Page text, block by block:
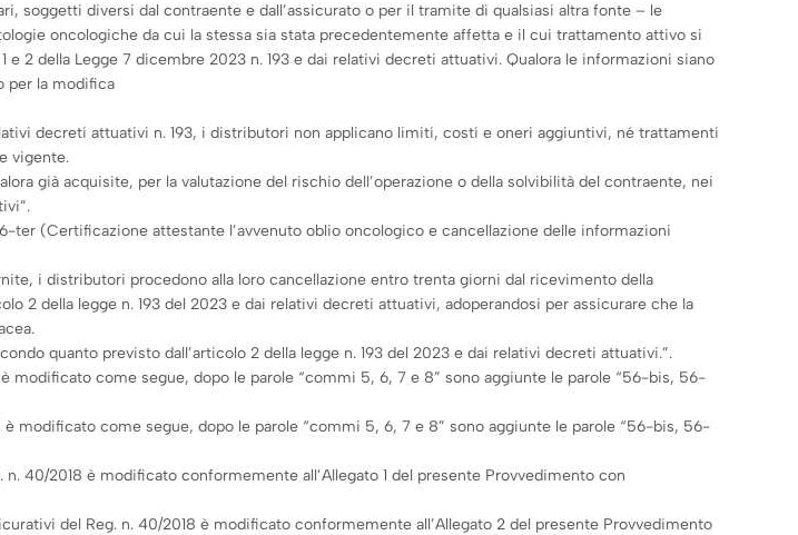
diversi dal contraente e dall’assicurato o per il tramite di qualsiasi altra fonte – le
oncologiche da cui la stessa sia stata precedentemente affetta e il cui trattamento attivo si
2 della Legge 7 dicembre 2023 n. 193 e dai relativi decreti attuativi. Qualora le informazioni siano
per la modifica
decreti attuativi n. 193, i distributori non applicano limiti, costi e oneri aggiuntivi, né trattamenti
vigente.
già acquisite, per la valutazione del rischio dell’operazione o della solvibilità del contraente, nei
(Certificazione attestante l’avvenuto oblio oncologico e cancellazione delle informazioni
i distributori procedono alla loro cancellazione entro trenta giorni dal ricevimento della
2 della legge n. 193 del 2023 e dai relativi decreti attuativi, adoperandosi per assicurare che la
quanto previsto dall’articolo 2 della legge n. 193 del 2023 e dai relativi decreti attuativi.”.
come segue, dopo le parole “commi 5, 6, 7 e 8” sono aggiunte le parole “56-bis, 56-
come segue, dopo le parole “commi 5, 6, 7 e 8” sono aggiunte le parole “56-bis, 56-
40/2018 è modificato conformemente all’Allegato 1 del presente Provvedimento con
del Reg. n. 40/2018 è modificato conformemente all’Allegato 2 del presente Provvedimento